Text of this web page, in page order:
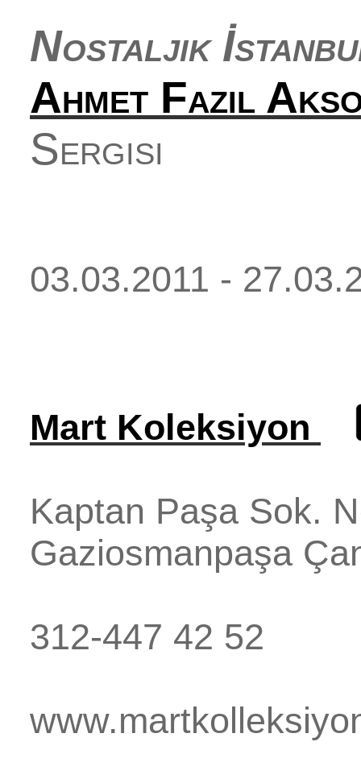
Nostaljik
Ahmet Fazıl
Sergisi
03.03.2011 -
Mart Koleksiyon
Kaptan Paşa Sok.
Gaziosmanpaşa
312-447 42 52